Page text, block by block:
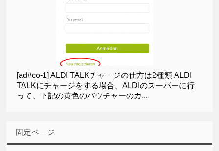
[ad#co-1] ALDI TALKチャージの仕方は2種類 ALDI
TALKにチャージをする場合、ALDIのスーパーに行
って、下記の黄色のバウチャーのカ...
固定ページ